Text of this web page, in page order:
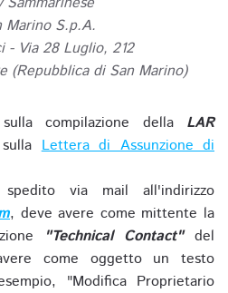
Marino S.p.A.
- Via 28 Luglio, 212
(Repubblica di San Marino)
compilazione della LAR
sullaLettera di Assunzione di
via mail all'indirizzo
, deve avere come mittente la
"Technical Contact"del
come oggetto un testo
"Modifica Proprietario